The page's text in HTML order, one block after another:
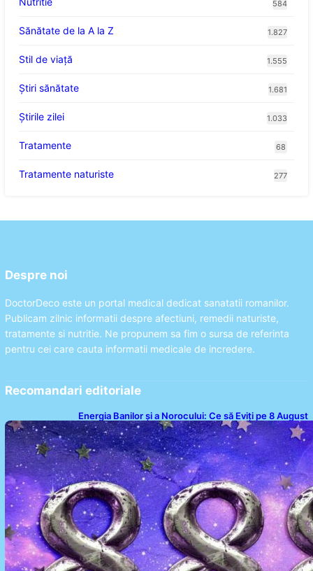
584
Sănătate de la A la Z 1.827
Stil de viaţă 1.555
Ştiri sănătate 1.681
Știrile zilei 1.033
Tratamente 68
Tratamente naturiste 277
Despre noi
DoctorDeco este un portal medical dedicat sanatatii romanilor.
Publicam zilnic informatii despre afectiuni, remedii naturiste,
tratamente si nutritie. Ne propunem sa fim o sursa de referinta
pentru cei care cauta informatii medicale de incredere.
Recomandari editoriale
Energia Banilor și a Norocului: Ce să Eviți pe 8 August
pentru a Nu Bloca Fluxul Prosperității